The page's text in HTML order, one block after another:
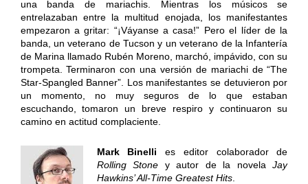
una banda de mariachis. Mientras los músicos se
entrelazaban entre la multitud enojada, los manifestantes
empezaron a gritar: “¡Váyanse a casa!” Pero el líder de la
banda, un veterano de Tucson y un veterano de la Infantería
de Marina llamado Rubén Moreno, marchó, impávido, con su
trompeta. Terminaron con una versión de mariachi de “The
Star-Spangled Banner”. Los manifestantes se detuvieron por
un momento, no muy seguros de lo que estaban
escuchando, tomaron un breve respiro y continuaron su
camino en actitud complaciente.
Mark Binelli es editor colaborador de
Rolling Stone y autor de la novelaJay
Hawkins’ All-Time Greatest Hits.